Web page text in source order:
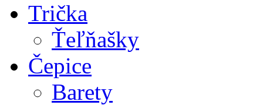
Trička
Ťeľňašky
Čepice
Barety